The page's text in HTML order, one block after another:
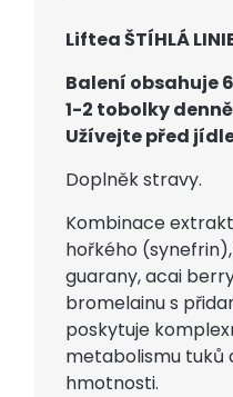
Liftea ŠTÍHLÁ
Balení obsahuje
1-2 tobolky
Užívejte před
Doplněk stravy.
Kombinace
hořkého
guarany, acai
bromelainu s
poskytuje
metabolismu tuků
hmotnosti.